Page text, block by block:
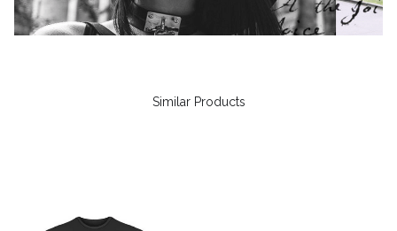
Similar Products